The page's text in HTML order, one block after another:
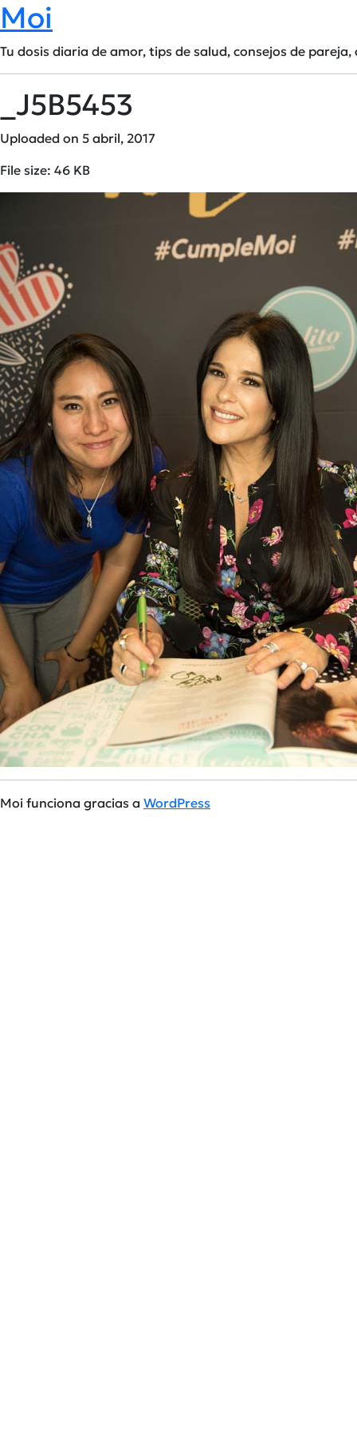
Moi
Tu dosis diaria de amor, tips de salud, consejos de pareja,
_J5B5453
Uploaded on 5 abril, 2017
File size: 46 KB
Moi funciona gracias a WordPress